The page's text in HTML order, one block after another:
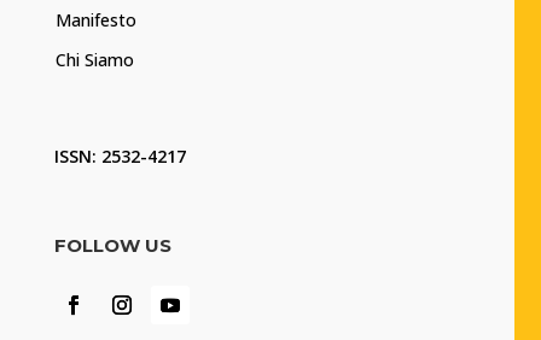
Manifesto
Chi Siamo
ISSN: 2532-4217
FOLLOW US